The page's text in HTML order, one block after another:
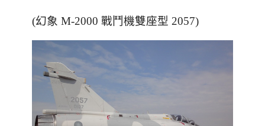
(幻象 M-2000 戰鬥機雙座型 2057)